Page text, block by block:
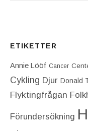
ETIKETTER
Annie Lööf Cancer
Cykling Djur Donald
Flyktingfrågan
Förundersökning